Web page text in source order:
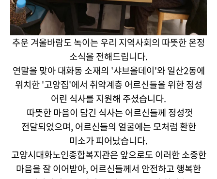
추운 겨울바람도 녹이는 우리 지역사회의 따뜻한 온정
소식을 전해드립니다.
연말을 맞아 대화동 소재의 '샤브올데이'와 일산2동에
위치한 '고양집'에서 취약계층 어르신들을 위한 정성
어린 식사를 지원해 주셨습니다.
따뜻한 마음이 담긴 식사는 어르신들께 정성껏
전달되었으며, 어르신들의 얼굴에는 모처럼 환한
미소가 피어났습니다.
고양시대화노인종합복지관은 앞으로도 이러한 소중한
마음을 잘 이어받아, 어르신들께서 안전하고 행복한